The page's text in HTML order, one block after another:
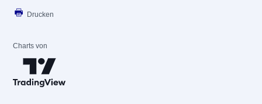
Drucken
Charts von